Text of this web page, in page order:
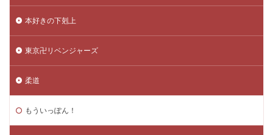
本好きの下剋上
東京卍リベンジャーズ
柔道
もういっぽん！